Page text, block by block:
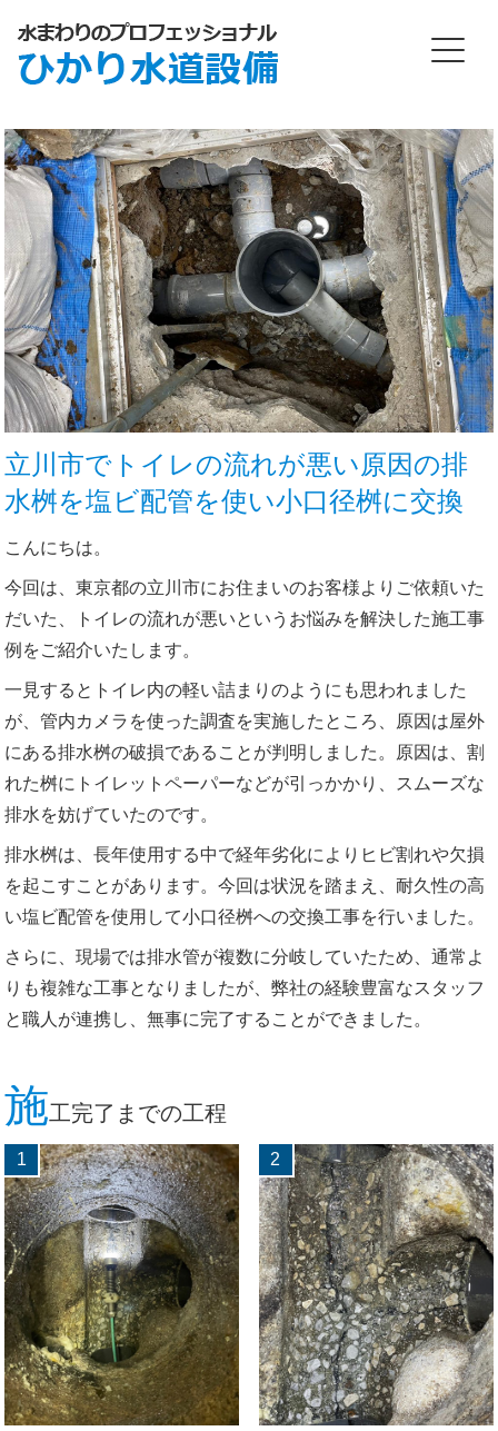
立川市でトイレの流れが悪い原因の排
水桝を塩ビ配管を使い小口径桝に交換
こんにちは。
今回は、東京都の立川市にお住まいのお客様よりご依頼いた
だいた、トイレの流れが悪いというお悩みを解決した施工事
例をご紹介いたします。
一見するとトイレ内の軽い詰まりのようにも思われました
が、管内カメラを使った調査を実施したところ、原因は屋外
にある排水桝の破損であることが判明しました。原因は、割
れた桝にトイレットペーパーなどが引っかかり、スムーズな
排水を妨げていたのです。
排水桝は、長年使用する中で経年劣化によりヒビ割れや欠損
を起こすことがあります。今回は状況を踏まえ、耐久性の高
い塩ビ配管を使用して小口径桝への交換工事を行いました。
さらに、現場では排水管が複数に分岐していたため、通常よ
りも複雑な工事となりましたが、弊社の経験豊富なスタッフ
と職人が連携し、無事に完了することができました。
施工完了までの工程
1 2